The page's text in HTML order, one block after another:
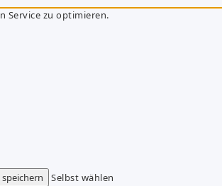
Service zu optimieren.
Selbst wählen